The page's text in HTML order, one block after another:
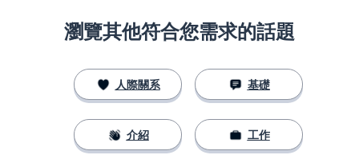
瀏覽其他符合您需求的話題
人際關系
介紹
基礎
工作